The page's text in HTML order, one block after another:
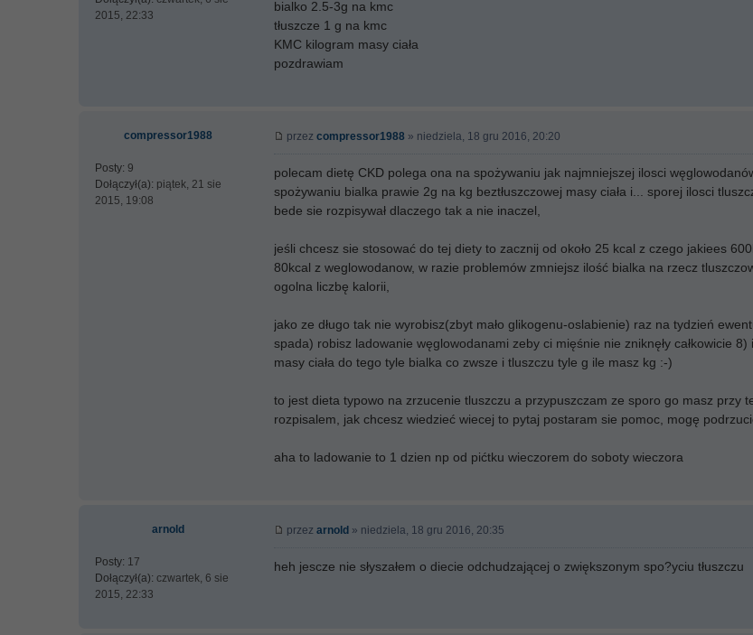
2015, 22:33
bialko 2.5-3g na kmc
tłuszcze 1 g na kmc
KMC kilogram masy ciała
pozdrawiam
compressor1988
Posty: 9
Dołączył(a): piątek, 21 sie
2015, 19:08
przez compressor1988 » niedziela, 18 gru 2016, 20:20
polecam dietę CKD polega ona na spożywaniu jak najmniejszej ilosci
spożywaniu bialka prawie 2g na kg beztłuszczowej masy ciała i... sporej ilosci
bede sie rozpisywał dlaczego tak a nie inaczel,
jeśli chcesz sie stosować do tej diety to zacznij od około 25 kcal z czego jakiees
80kcal z weglowodanow, w razie problemów zmniejsz ilość bialka na rzecz
ogolna liczbę kalorii,
jako ze długo tak nie wyrobisz(zbyt mało glikogenu-oslabienie) raz na tydzień
spada) robisz ladowanie węglowodanami zeby ci mięśnie nie zniknęły całkowicie
masy ciała do tego tyle bialka co zwsze i tluszczu tyle g ile masz kg :-)
to jest dieta typowo na zrzucenie tluszczu a przypuszczam ze sporo go masz przy
rozpisalem, jak chcesz wiedzieć wiecej to pytaj postaram sie pomoc, mogę
aha to ladowanie to 1 dzien np od pićtku wieczorem do soboty wieczora
arnold
Posty: 17
Dołączył(a): czwartek, 6 sie
2015, 22:33
przez arnold » niedziela, 18 gru 2016, 20:35
heh jescze nie słyszałem o diecie odchudzającej o zwiększonym spo?yciu tłuszczu